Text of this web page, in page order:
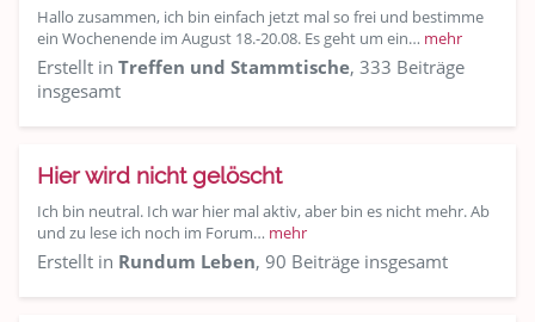
Hallo zusammen, ich bin einfach jetzt mal so frei und bestimme
ein Wochenende im August 18.-20.08. Es geht um ein… mehr
Erstellt in Treffen und Stammtische, 333 Beiträge
insgesamt
Hier wird nicht gelöscht
Ich bin neutral. Ich war hier mal aktiv, aber bin es nicht mehr. Ab
und zu lese ich noch im Forum… mehr
Erstellt in Rundum Leben, 90 Beiträge insgesamt